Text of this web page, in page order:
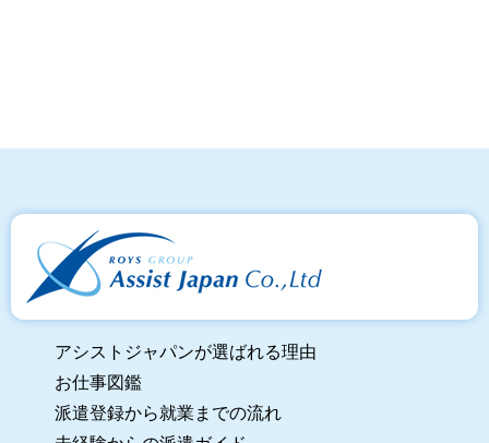
アシストジャパンが選ばれる理由
お仕事図鑑
派遣登録から就業までの流れ